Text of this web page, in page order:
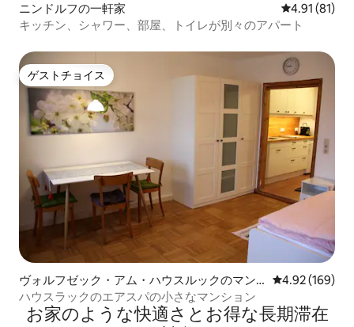
ニンドルフの一軒家 レビュー81
4.91 (81)
キッチン、シャワー、部屋、トイレが別々のアパート
ゲストチョイス
ゲストチョイス
ヴォルフゼック・アム・ハウスルックのマン
ション・アパート
レビュー169
4.92 (169)
ハウスラックのエアスパの小さなマンション
お家のような快⁠適⁠さ⁠とお⁠得⁠な長⁠期⁠滞⁠在